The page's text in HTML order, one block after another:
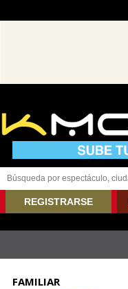
REGISTRARSE
FAMILIAR